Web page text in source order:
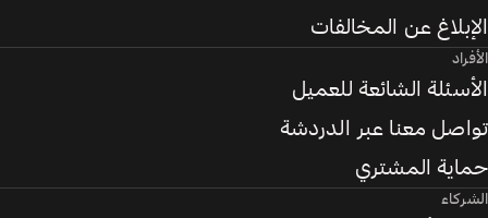
الإبلاغ عن المخالفات
الأفراد
الأسئلة الشائعة للعميل
تواصل معنا عبر الدردشة
حماية المشتري
الشركاء